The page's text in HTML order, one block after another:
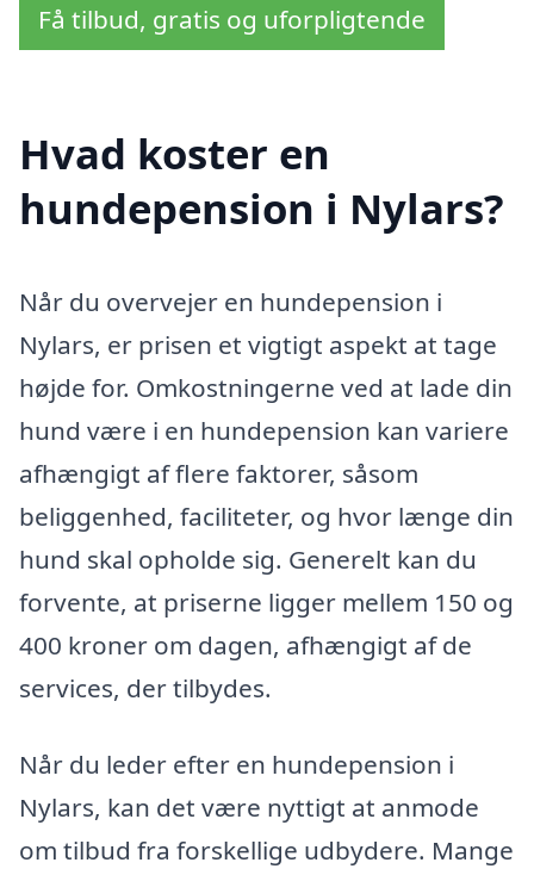
Få tilbud, gratis og uforpligtende
Hvad koster en
hundepension i Nylars?
Når du overvejer en hundepension i
Nylars, er prisen et vigtigt aspekt at tage
højde for. Omkostningerne ved at lade din
hund være i en hundepension kan variere
afhængigt af flere faktorer, såsom
beliggenhed, faciliteter, og hvor længe din
hund skal opholde sig. Generelt kan du
forvente, at priserne ligger mellem 150 og
400 kroner om dagen, afhængigt af de
services, der tilbydes.
Når du leder efter en hundepension i
Nylars, kan det være nyttigt at anmode
om tilbud fra forskellige udbydere. Mange